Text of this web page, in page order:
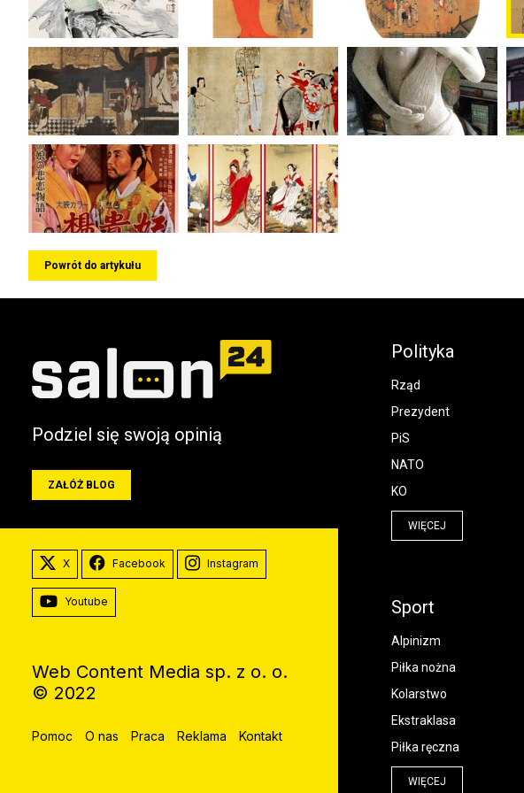
Powrót do artykułu
Podziel się swoją opinią
ZAŁÓŻ BLOG
Polityka
Rząd
Prezydent
PiS
NATO
KO
WIĘCEJ
Sport
Alpinizm
Piłka nożna
Kolarstwo
Ekstraklasa
Piłka ręczna
WIĘCEJ
X Facebook Instagram
Youtube
Web Content Media sp. z o. o.
© 2022
Pomoc O nas Praca Reklama Kontakt